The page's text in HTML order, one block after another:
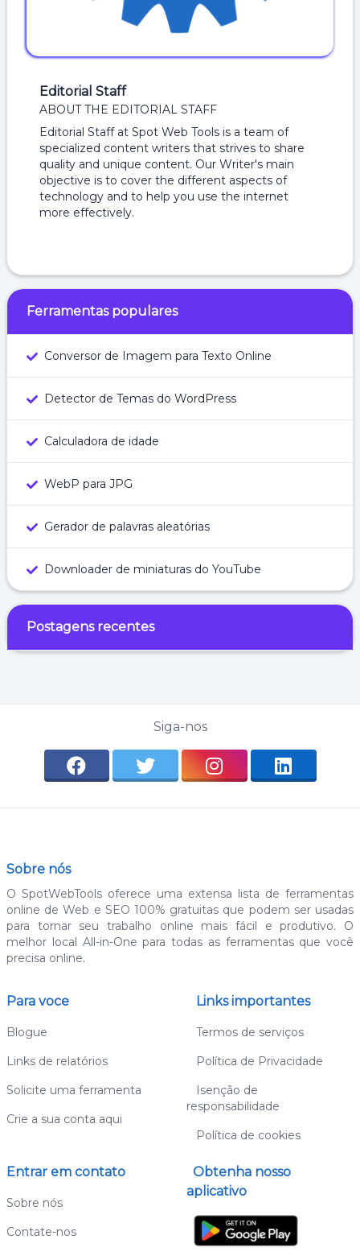
Editorial Staff
ABOUT THE EDITORIAL STAFF
Editorial Staff at Spot Web Tools is a team of
specialized content writers that strives to share
quality and unique content. Our Writer's main
objective is to cover the different aspects of
technology and to help you use the internet
more effectively.
Ferramentas populares
Conversor de Imagem para Texto Online
Detector de Temas do WordPress
Calculadora de idade
WebP para JPG
Gerador de palavras aleatórias
Downloader de miniaturas do YouTube
Postagens recentes
Siga-nos
Sobre nós
O SpotWebTools oferece uma extensa lista de ferramentas
online de Web e SEO 100% gratuitas que podem ser usadas
para tornar seu trabalho online mais fácil e produtivo. O
melhor local All-in-One para todas as ferramentas que você
precisa online.
Para voce
Blogue
Links de relatórios
Solicite uma ferramenta
Crie a sua conta aqui
Links importantes
Termos de serviços
Política de Privacidade
Isenção de
responsabilidade
Política de cookies
Entrar em contato
Sobre nós
Contate-nos
Obtenha nosso
aplicativo